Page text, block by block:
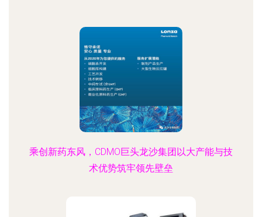
乘创新药东风，CDMO巨头龙沙集团以大产能与技
术优势筑牢领先壁垒